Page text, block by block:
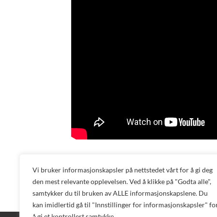
Vi bruker informasjonskapsler på nettstedet vårt for å gi deg
den mest relevante opplevelsen. Ved å klikke på "Godta alle",
samtykker du til bruken av ALLE informasjonskapslene. Du
kan imidlertid gå til "Innstillinger for informasjonskapsler"
T.one og T.Foil